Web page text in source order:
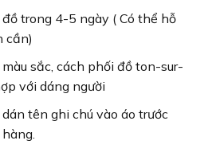
trong 4-5 ngày ( Có thể hỗ
cần)
sắc, cách phối đồ ton-sur-
với dáng người
tên ghi chú vào áo trước